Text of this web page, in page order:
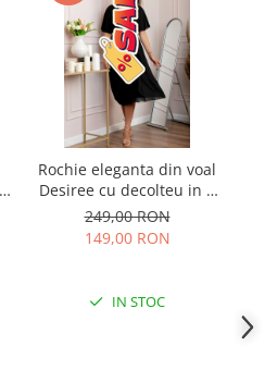
Rochie eleganta din voal
Desiree cu decolteu in V
si curea - Negru
249,00 RON
149,00 RON
IN STOC